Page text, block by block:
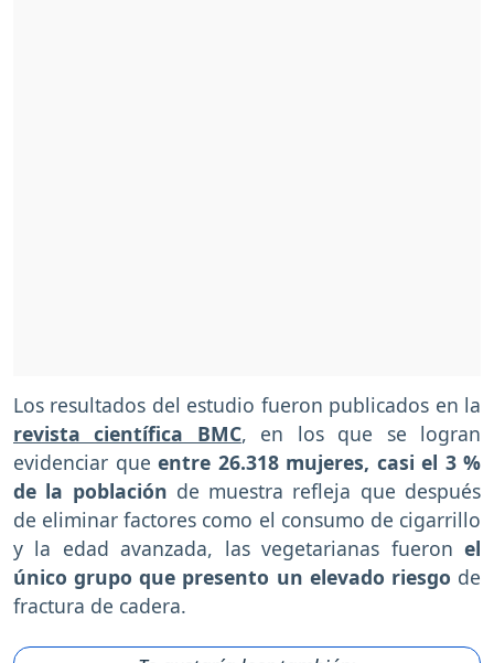
Los resultados del estudio fueron publicados en la
revista científica BMC, en los que se logran
evidenciar que entre 26.318 mujeres, casi el 3 %
de la población de muestra refleja que después
de eliminar factores como el consumo de cigarrillo
y la edad avanzada, las vegetarianas fueron el
único grupo que presento un elevado riesgo de
fractura de cadera.